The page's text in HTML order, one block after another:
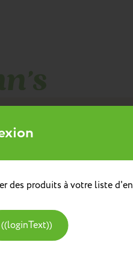
des produits à votre liste
((loginText))